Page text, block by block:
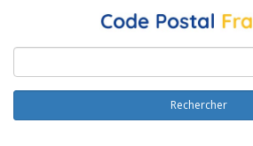
Rechercher